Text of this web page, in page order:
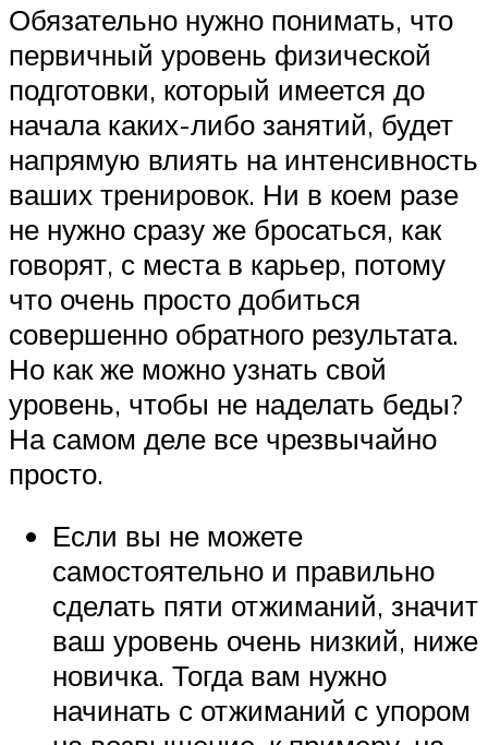
Обязательно нужно понимать, что
первичный уровень физической
подготовки, который имеется до
начала каких-либо занятий, будет
напрямую влиять на интенсивность
ваших тренировок. Ни в коем разе
не нужно сразу же бросаться, как
говорят, с места в карьер, потому
что очень просто добиться
совершенно обратного результата.
Но как же можно узнать свой
уровень, чтобы не наделать беды?
На самом деле все чрезвычайно
просто.
Если вы не можете
самостоятельно и правильно
сделать пяти отжиманий, значит
ваш уровень очень низкий, ниже
новичка. Тогда вам нужно
начинать с отжиманий с упором